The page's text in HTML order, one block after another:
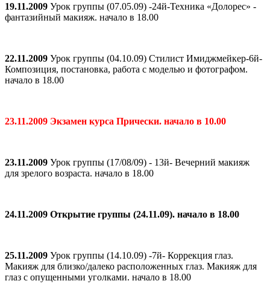
19.11.2009 Урок группы (07.05.09) -24й-Техника «Долорес» -
фантазийный макияж. начало в 18.00
22.11.2009 Урок группы (04.10.09) Стилист Имиджмейкер-6й-
Композиция, постановка, работа с моделью и фотографом.
начало в 18.00
23.11.2009 Экзамен курса Прически. начало в 10.00
23.11.2009 Урок группы (17/08/09) - 13й- Вечерний макияж
для зрелого возраста. начало в 18.00
24.11.2009 Открытие группы (24.11.09). начало в 18.00
25.11.2009 Урок группы (14.10.09) -7й- Коррекция глаз.
Макияж для близко/далеко расположенных глаз. Макияж для
глаз с опущенными уголками. начало в 18.00